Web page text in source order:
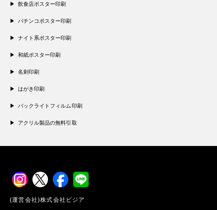
飲食店ポスター印刷
パチンコポスター印刷
ナイト系ポスター印刷
和紙ポスター印刷
名刺印刷
はがき印刷
バックライトフィルム印刷
アクリル製品の無料引取
(運営会社)株式会社ビジア